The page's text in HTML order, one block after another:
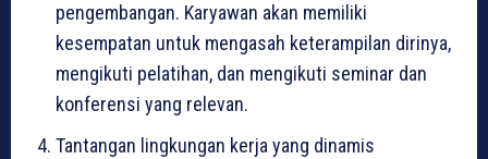
pengembangan. Karyawan akan memiliki
kesempatan untuk mengasah keterampilan dirinya,
mengikuti pelatihan, dan mengikuti seminar dan
konferensi yang relevan.
Tantangan lingkungan kerja yang dinamis